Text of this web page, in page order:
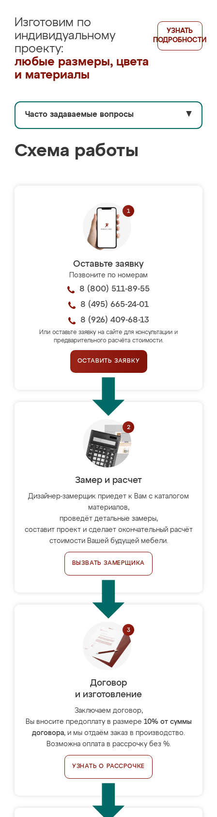
Изготовим по
индивидуальному
проекту:
любые размеры, цвета
и материалы
УЗНАТЬ
ПОДРОБНОСТИ
Часто задаваемые вопросы ▼
Схема работы
Оставьте заявку
Позвоните по номерам
8 (800) 511-89-55
8 (495) 665-24-01
8 (926) 409-68-13
Или оставьте заявку на сайте для консультации и
предварительного расчёта стоимости.
ОСТАВИТЬ ЗАЯВКУ
Замер и расчет
Дизайнер-замерщик приедет к Вам с каталогом
материалов,
проведёт детальные замеры,
составит проект и сделает окончательный расчёт
стоимости Вашей будущей мебели.
ВЫЗВАТЬ ЗАМЕРЩИКА
Договор
и изготовление
Заключаем договор,
Вы вносите предоплату в размере 10% от суммы
договора, и мы отдаём заказ в производство.
Возможна оплата в рассрочку без %.
УЗНАТЬ О РАССРОЧКЕ